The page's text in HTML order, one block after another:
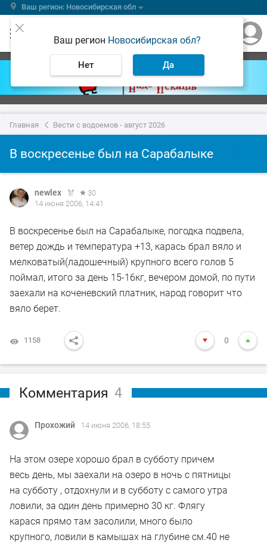
Ваш регион: Новосибирская обл
Ваш регион Новосибирская обл?
Нет Да
Главная Вести с водоемов - август 2026
В воскресенье был на Сарабалыке
newlex
30
14 июня 2006, 14:41
В воскресенье был на Сарабалыке, погодка подвела,
ветер дождь и температура +13, карась брал вяло и
мелковатый(ладошечный) крупного всего голов 5
поймал, итого за день 15-16кг, вечером домой, по пути
заехали на коченевский платник, народ говорит что
вяло берет.
1158 0
Комментария 4
Прохожий 14 июня 2006, 18:55
На этом озере хорошо брал в субботу причем
весь день, мы заехали на озеро в ночь с пятницы
на субботу , отдохнули и в субботу с самого утра
ловили, за один день примерно 30 кг. Флягу
карася прямо там засолили, много было
крупного, ловили в камышах на глубине см.40 не